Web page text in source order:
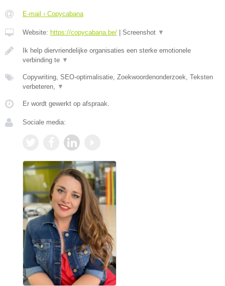
E-mail › Copycabana
Website: https://copycabana.be/ Screenshot ▼
Ik help diervriendelijke organisaties een sterke emotionele
verbinding te ▼
Copywriting, SEO-optimalisatie, Zoekwoordenonderzoek, Teksten
verbeteren, ▼
Er wordt gewerkt op afspraak.
Sociale media: